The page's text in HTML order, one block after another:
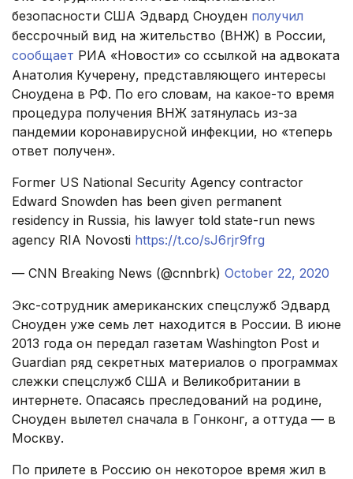
безопасности США Эдвард Сноуден получил
бессрочный вид на жительство (ВНЖ) в России,
сообщает РИА «Новости» со ссылкой на адвоката
Анатолия Кучерену, представляющего интересы
Сноудена в РФ. По его словам, на какое-то время
процедура получения ВНЖ затянулась из-за
пандемии коронавирусной инфекции, но «теперь
ответ получен».
Former US National Security Agency contractor
Edward Snowden has been given permanent
residency in Russia, his lawyer told state-run news
agency RIA Novosti https://t.co/sJ6rjr9frg
— CNN Breaking News (@cnnbrk) October 22, 2020
Экс-сотрудник американских спецслужб Эдвард
Сноуден уже семь лет находится в России. В июне
2013 года он передал газетам Washington Post и
Guardian ряд секретных материалов о программах
слежки спецслужб США и Великобритании в
интернете. Опасаясь преследований на родине,
Сноуден вылетел сначала в Гонконг, а оттуда — в
Москву.
По прилете в Россию он некоторое время жил в